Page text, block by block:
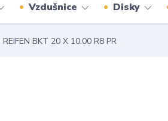
Vzdušnice Disky
REIFEN BKT 20 X 10.00 R8 PR